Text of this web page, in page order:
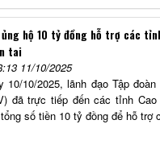
ủng hộ 10 tỷ đồng hỗ trợ các
tai
11/10/2025
10/10/2025, lãnh đạo Tập
đã trực tiếp đến các tỉnh
số tiền 10 tỷ đồng để hỗ trợ